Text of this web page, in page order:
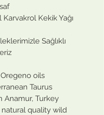
Karvakrol Kekik Yağı
Sağlıklı
oils
Taurus
Anamur, Turkey
quality wild